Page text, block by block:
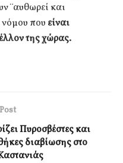
¨αυθωρεί και
που είναι
της χώρας.
Πυροσβέστες και
διαβίωσης στο